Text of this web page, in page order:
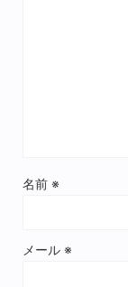
名前 ※
メール ※